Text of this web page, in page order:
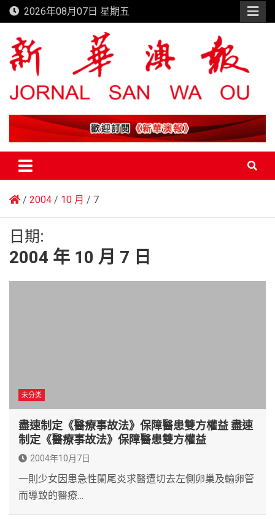
Skip
to
content
2026年08月07日 星期五
新華澳報
2004 10 月 7
日期:
2004 年 10 月 7 日
未分类
盡速制定《醫療事故法》保障醫患雙方權益 盡速
制定《醫療事故法》保障醫患雙方權益
2004年10月7日
一則少女因患急性闌尾炎求醫遭切去左側卵巢及輸卵管
而導致的醫療…